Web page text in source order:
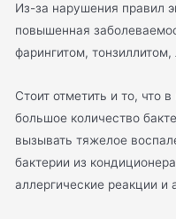
Из-за нарушения правил
повышенная
фарингитом,
Стоит отметить и то, что
большое количество
вызывать тяжелое
бактерии из
аллергические реакции и